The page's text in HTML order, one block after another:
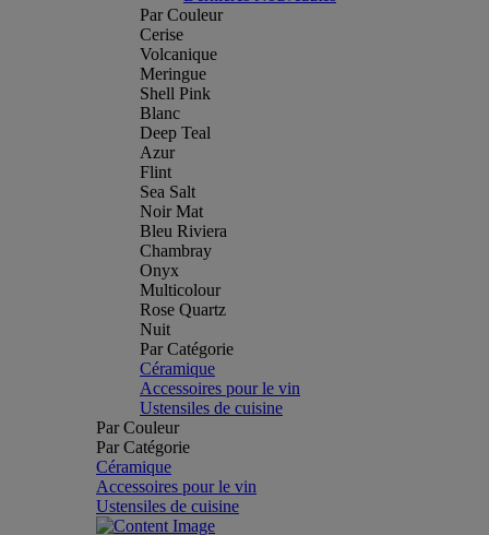
Par Couleur
Cerise
Volcanique
Meringue
Shell Pink
Blanc
Deep Teal
Azur
Flint
Sea Salt
Noir Mat
Bleu Riviera
Chambray
Onyx
Multicolour
Rose Quartz
Nuit
Par Catégorie
Céramique
Accessoires pour le vin
Ustensiles de cuisine
Par Couleur
Par Catégorie
Céramique
Accessoires pour le vin
Ustensiles de cuisine